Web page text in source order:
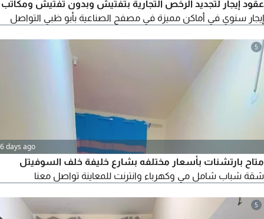
عقود إيجار لتجديد الرخص التجارية بتفتيش وبدون تفتيش ومكاتب
إيجار سنوي في أماكن مميزة في مصفح الصناعية بأبو ظبي التواصل
5
6 days ago
متاح بارتشنات بأسعار مختلفه بشارع خليفة خلف السوفيتل
شقة شباب شامل مي وكهرباء وانترنت للمعاينة تواصل معنا
5